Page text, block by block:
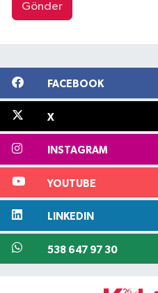
Gönder
FACEBOOK
X
INSTAGRAM
YOUTUBE
LINKEDIN
538 647 97 30